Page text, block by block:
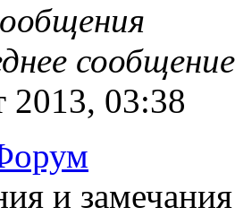
сообщение
2013, 03:38
и